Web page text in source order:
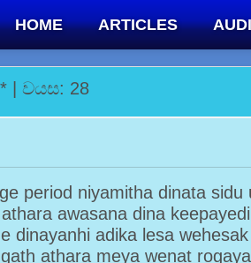
HOME ARTICLES
| වයස: 28
period niyamitha dinata
awasana dina
dinayanhi adika lesa
athara meya wenat